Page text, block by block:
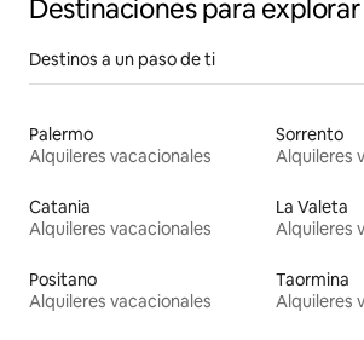
Destinaciones para explorar
Destinos a un paso de ti
Palermo
Alquileres vacacionales
Sorrento
Alquileres
Catania
Alquileres vacacionales
La Valeta
Alquileres
Positano
Alquileres vacacionales
Taormina
Alquileres